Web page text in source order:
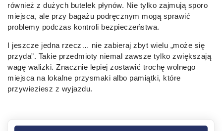
również z dużych butelek płynów. Nie tylko zajmują sporo
miejsca, ale przy bagażu podręcznym mogą sprawić
problemy podczas kontroli bezpieczeństwa.
I jeszcze jedna rzecz… nie zabieraj zbyt wielu „może się
przyda”. Takie przedmioty niemal zawsze tylko zwiększają
wagę walizki. Znacznie lepiej zostawić trochę wolnego
miejsca na lokalne przysmaki albo pamiątki, które
przywieziesz z wyjazdu.